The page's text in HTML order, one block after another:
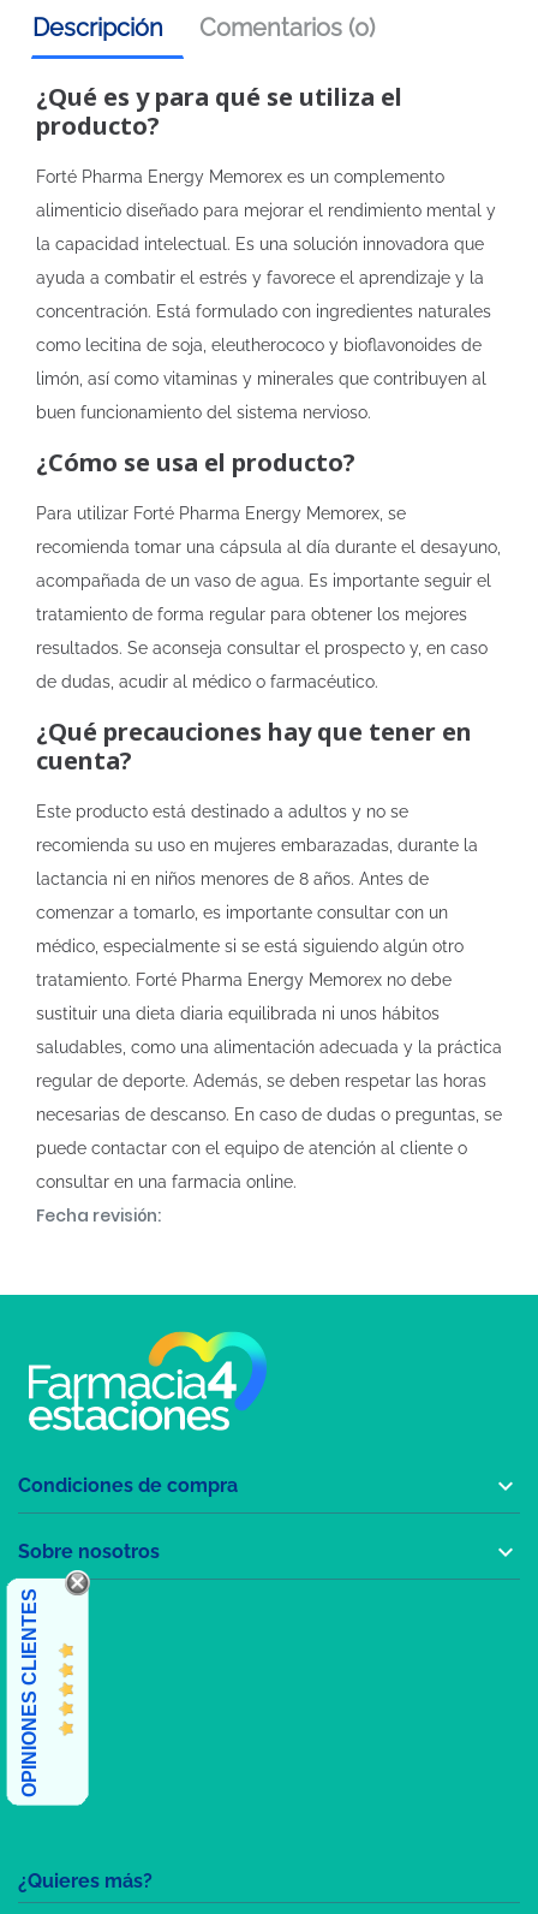
Descripción Comentarios (0)
¿Qué es y para qué se utiliza el
producto?
Forté Pharma Energy Memorex es un complemento
alimenticio diseñado para mejorar el rendimiento mental y
la capacidad intelectual. Es una solución innovadora que
ayuda a combatir el estrés y favorece el aprendizaje y la
concentración. Está formulado con ingredientes naturales
como lecitina de soja, eleutherococo y bioflavonoides de
limón, así como vitaminas y minerales que contribuyen al
buen funcionamiento del sistema nervioso.
¿Cómo se usa el producto?
Para utilizar Forté Pharma Energy Memorex, se
recomienda tomar una cápsula al día durante el desayuno,
acompañada de un vaso de agua. Es importante seguir el
tratamiento de forma regular para obtener los mejores
resultados. Se aconseja consultar el prospecto y, en caso
de dudas, acudir al médico o farmacéutico.
¿Qué precauciones hay que tener en
cuenta?
Este producto está destinado a adultos y no se
recomienda su uso en mujeres embarazadas, durante la
lactancia ni en niños menores de 8 años. Antes de
comenzar a tomarlo, es importante consultar con un
médico, especialmente si se está siguiendo algún otro
tratamiento. Forté Pharma Energy Memorex no debe
sustituir una dieta diaria equilibrada ni unos hábitos
saludables, como una alimentación adecuada y la práctica
regular de deporte. Además, se deben respetar las horas
necesarias de descanso. En caso de dudas o preguntas, se
puede contactar con el equipo de atención al cliente o
consultar en una farmacia online.
Fecha revisión:
¿Quieres más?
Condiciones de compra 
Sobre nosotros 
OPINIONES CLIENTES